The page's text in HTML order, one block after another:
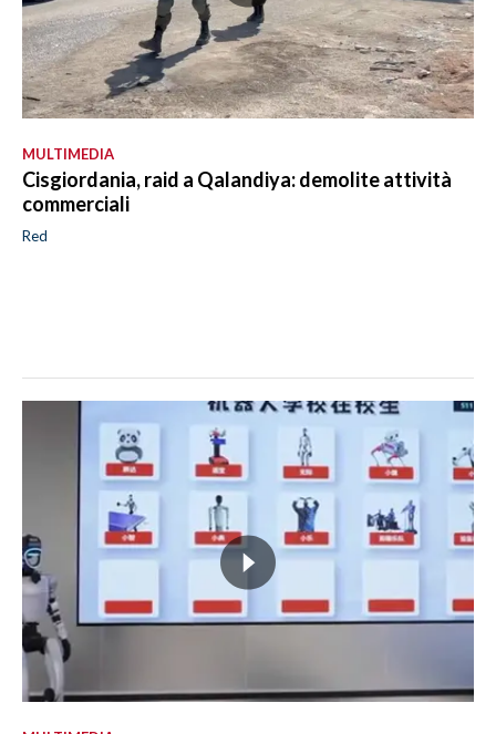
MULTIMEDIA
Cisgiordania, raid a Qalandiya: demolite attività
commerciali
Red